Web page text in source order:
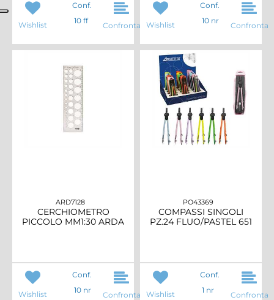
Wishlist
Conf.
10 ff
Confronta Wishlist
Conf.
10 nr
Confronta
ARD7128
CERCHIOMETRO
PICCOLO MM1:30 ARDA
Wishlist
Conf.
10 nr
Confronta
PO43369
COMPASSI SINGOLI
PZ.24 FLUO/PASTEL 651
Wishlist
Conf.
1 nr
Confronta